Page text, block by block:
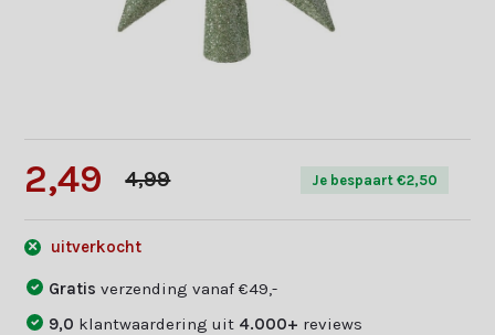
2,49 4,99 Je bespaart €2,50
uitverkocht
Gratisverzending vanaf €49,-
9,0 klantwaardering uit 4.000+ reviews